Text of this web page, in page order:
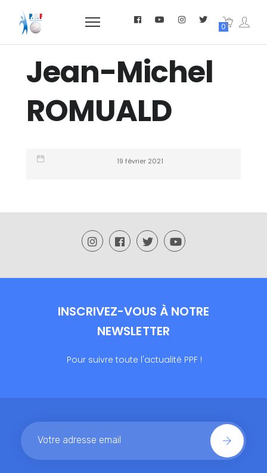
0
Jean-Michel
ROMUALD
19 février 2021
INSCRIVEZ-VOUS À NOTRE
NEWSLETTER
Pour suivre toute l'actualité PPF !